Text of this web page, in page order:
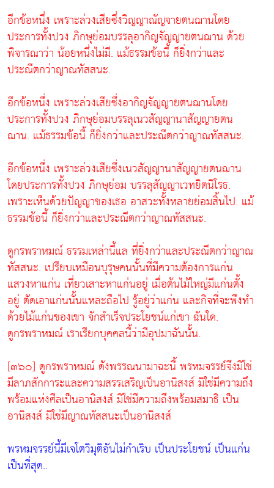
อีกข้อหนึ่ง เพราะล่วงเสียซึ่งวิญญาณัญจายตนฌานโดย
ประการทั้งปวง ภิกษุย่อมบรรลุอากิญจัญญายตนฌาน ด้วย
พิจารณาว่า น้อยหนึ่งไม่มี. แม้ธรรมข้อนี้ ก็ยิ่งกว่าและ
ประณีตกว่าญาณทัสสนะ.
อีกข้อหนึ่ง เพราะล่วงเสียซึ่งอากิญจัญญายตนฌานโดย
ประการทั้งปวง ภิกษุย่อมบรรลุเนวสัญญานาสัญญายตน
ฌาน. แม้ธรรมข้อนี้ ก็ยิ่งกว่าและประณีตกว่าญาณทัสสนะ.
อีกข้อหนึ่ง เพราะล่วงเสียซึ่งเนวสัญญานาสัญญายตนฌาน
โดยประการทั้งปวง ภิกษุย่อม บรรลุสัญญาเวทยิตนิโรธ.
เพราะเห็นด้วยปัญญาของเธอ อาสวะทั้งหลายย่อมสิ้นไป. แม้
ธรรมข้อนี้ ก็ยิ่งกว่าและประณีตกว่าญาณทัสสนะ.
ดูกรพราหมณ์ ธรรมเหล่านี้แล ที่ยิ่งกว่าและประณีตกว่าญาณ
ทัสสนะ. เปรียบเหมือนบุรุษคนนั้นที่มีความต้องการแก่น
แสวงหาแก่น เที่ยวเสาะหาแก่นอยู่ เมื่อต้นไม้ใหญ่มีแก่นตั้ง
อยู่ ตัดเอาแก่นนั้นแหละถือไป รู้อยู่ว่าแก่น และกิจที่จะพึงทำ
ด้วยไม้แก่นของเขา จักสำเร็จประโยชน์แก่เขา ฉันใด.
ดูกรพราหมณ์ เราเรียกบุคคลนี้ว่ามีอุปมาฉันนั้น.
[๓๖๐] ดูกรพราหมณ์ ดังพรรณนามาฉะนี้ พรหมจรรย์จึงมิใช่
มีลาภสักการะและความสรรเสริญเป็นอานิสงส์ มิใช่มีความถึง
พร้อมแห่งศีลเป็นอานิสงส์ มิใช่มีความถึงพร้อมสมาธิ เป็น
อานิสงส์ มิใช่มีญาณทัสสนะเป็นอานิสงส์
พรหมจรรย์นี้มีเจโตวิมุติอันไม่กำเริบ เป็นประโยชน์ เป็นแก่น
เป็นที่สุด..